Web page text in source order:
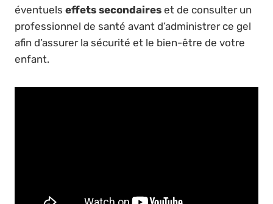
éventuels effets secondaires et de consulter un
professionnel de santé avant d’administrer ce gel
afin d’assurer la sécurité et le bien-être de votre
enfant.